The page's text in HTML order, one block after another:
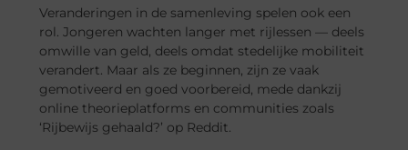
Veranderingen in de samenleving spelen ook een
rol. Jongeren wachten langer met rijlessen — deels
omwille van geld, deels omdat stedelijke mobiliteit
verandert. Maar als ze beginnen, zijn ze vaak
gemotiveerd en goed voorbereid, mede dankzij
online theorieplatforms en communities zoals
‘Rijbewijs gehaald?’ op Reddit.